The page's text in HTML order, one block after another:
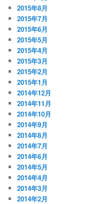
2015年8月
2015年7月
2015年6月
2015年5月
2015年4月
2015年3月
2015年2月
2015年1月
2014年12月
2014年11月
2014年10月
2014年9月
2014年8月
2014年7月
2014年6月
2014年5月
2014年4月
2014年3月
2014年2月